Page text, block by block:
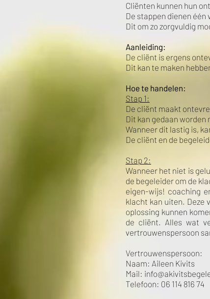
Cliënten kunnen hun
De stappen dienen
Dit om zo zorgvuldig
Aanleiding:
De cliënt is ergens
Dit kan te maken
Hoe te handelen:
Stap 1:
De cliënt maakt
Dit kan gedaan worden
Wanneer dit lastig is,
De cliënt en de
Stap 2:
Wanneer het niet is
de begeleider om de
eigen-wijs! coaching
klacht kan uiten. Deze
oplossing kunnen
de cliënt. Alles wat
vertrouwenspersoon
Vertrouwenspersoon:
Naam: Aileen Kivits
Mail:
Telefoon: 06 114 816 74